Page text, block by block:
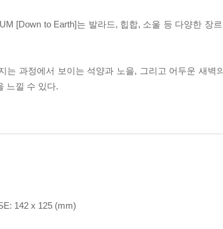
[Down to Earth]는 발라드, 힙합, 소울 등 다양한 장
는 과정에서 보이는 석양과 노을, 그리고 어두운 새
느낄 수 있다.
142 x 125 (mm)